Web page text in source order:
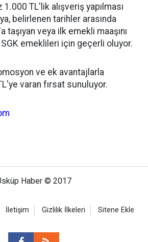
1.000 TL'lik alışveriş yapılması
belirlenen tarihler arasında
taşıyan veya ilk emekli maaşını
SGK emeklileri için geçerli oluyor.
ve ek avantajlarla
varan fırsat sunuluyor.
Haber © 2017
İletişim Gizlilik İlkeleri Sitene Ekle